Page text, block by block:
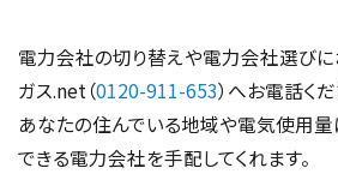
電力会社の切り替えや電力会社選びに
ガス.net（0120-911-653）へお電話くだ
あなたの住んでいる地域や電気使用
できる電力会社を手配してくれます。